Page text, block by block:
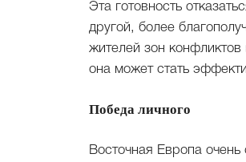
Эта готовность
другой, более
жителей зон
она может стать
Победа личного
Восточная Европа